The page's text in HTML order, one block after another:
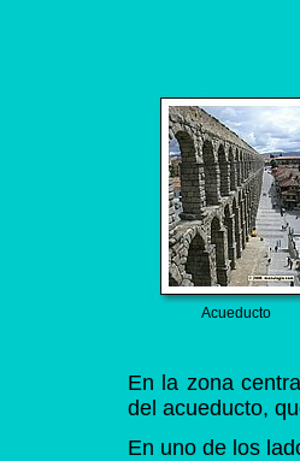
Acueducto
En la zona
del acueducto,
En uno de los